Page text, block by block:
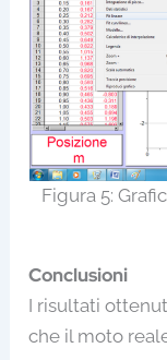
Figura 5:
Conclusioni
I risultati
che il moto